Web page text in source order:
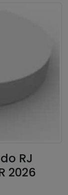
RJ
2026